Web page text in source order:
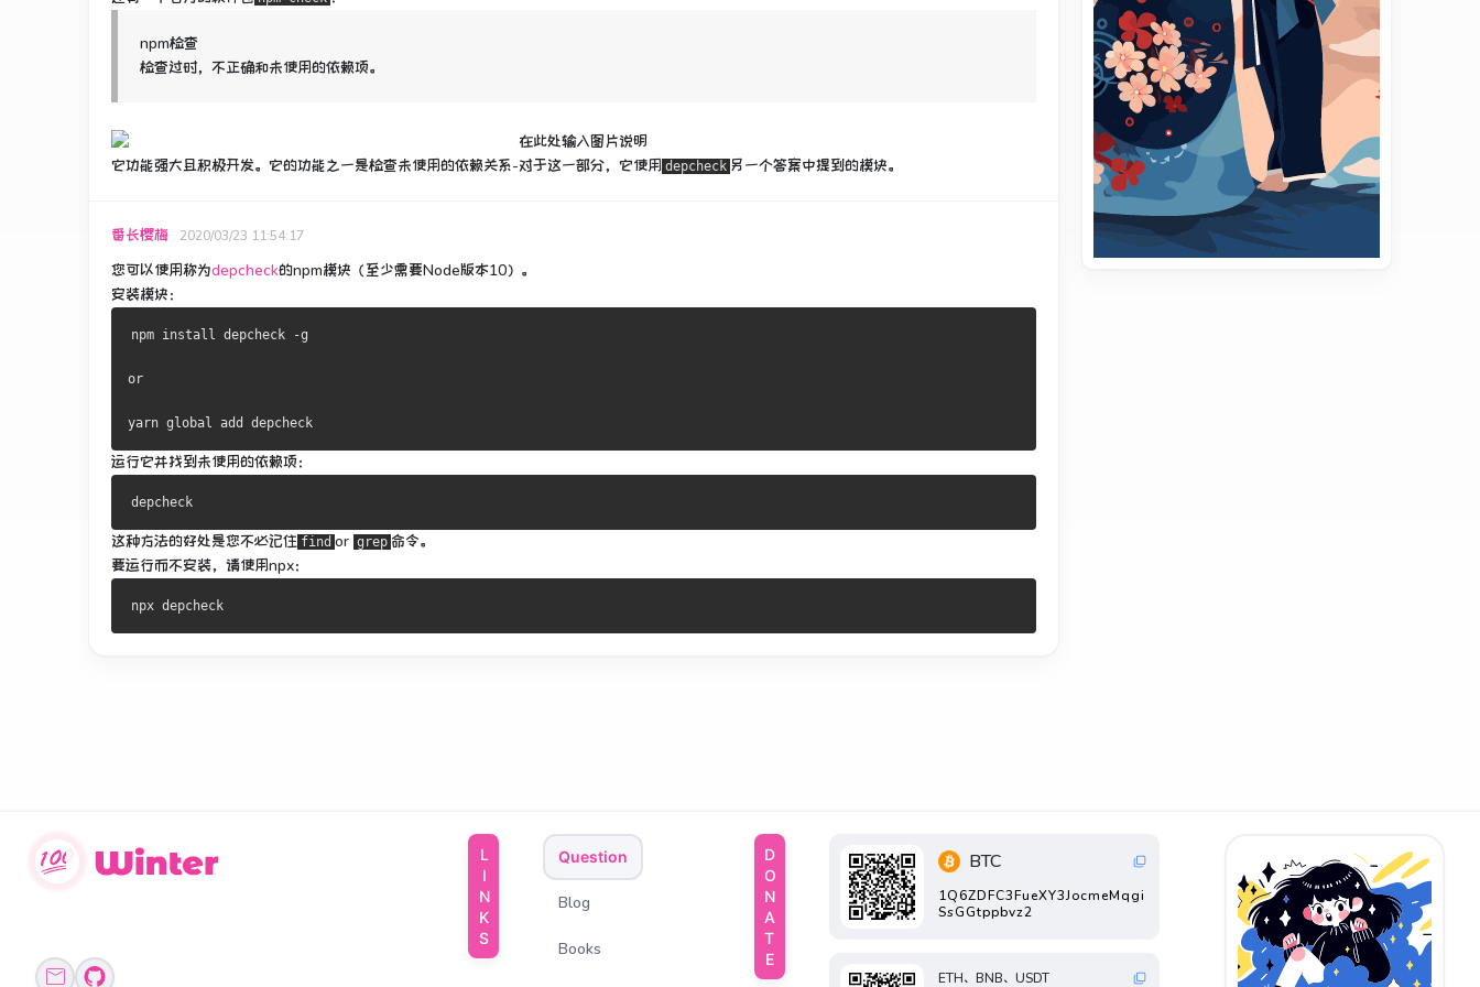
npm检查
检查过时，不正确和未使用的依赖项。
它功能强大且积极开发。 它的功能之一是检查未使用的依赖关系-对于这一部分，它使用 depcheck 另一个答案中提到的模块。
番长樱梅 2020/03/23 11:54:17
您可以使用称为depcheck的npm模块 （至少需要Node版本10）。
安装模块：
npm install depcheck -g
or
yarn global add depcheck
运行它并找到未使用的依赖项：
这种方法的好处是您不必记住 find or grep 命令。
要运行而不安装，请使用npx：
LINKS Question
Blog
Books DONATE BTC
1Q6ZDFC3FueXY3JocmeMqgi
SsGGtppbvz2
ETH、BNB、USDT